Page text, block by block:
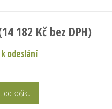
14 182 Kčbez DPH)
odeslání
do košíku